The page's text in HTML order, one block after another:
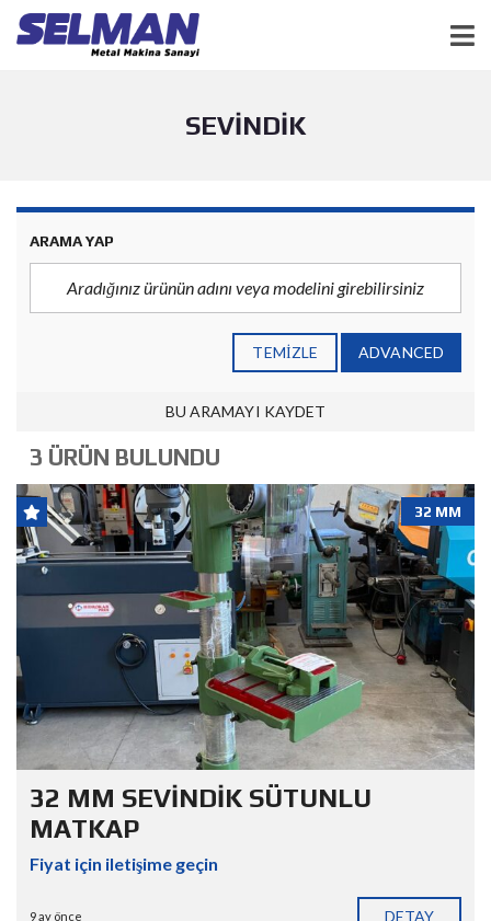
SEVINDIK
ARAMA YAP
TEMIZLE ADVANCED
BU ARAMAYI KAYDET
3 ÜRÜN BULUNDU
32 MM
32 MM SEVİNDİK SÜTUNLU
MATKAP
Fiyat için iletişime geçin
9 ay önce DETAY